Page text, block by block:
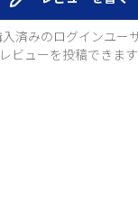
済みのログインユー
レビューを投稿できます